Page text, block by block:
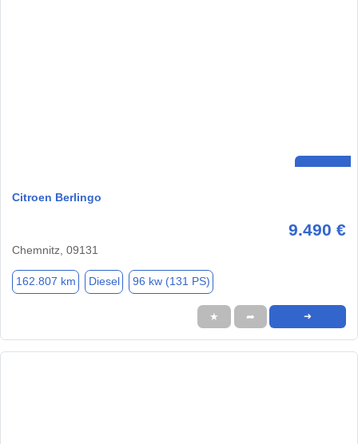
Citroen Berlingo
9.490 €
Chemnitz, 09131
162.807 km Diesel 96 kw (131 PS)
★ ➦ ➜